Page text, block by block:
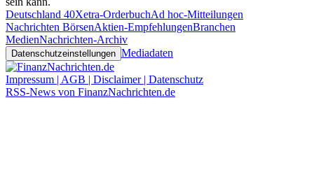
Deutschland 40Xetra-OrderbuchAd hoc-Mitteilungen
Nachrichten BörsenAktien-EmpfehlungenBranchen
MedienNachrichten-Archiv
Datenschutzeinstellungen Mediadaten
Impressum | AGB | Disclaimer | Datenschutz
RSS-News von FinanzNachrichten.de